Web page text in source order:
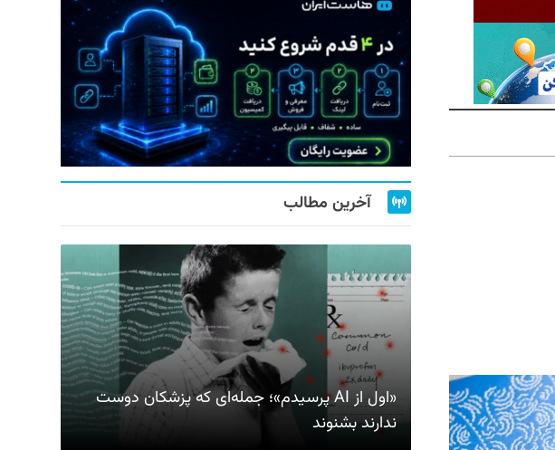
آخرین مطالب
«اول از AI پرسیدم»؛ جمله‌ای که پزشکان دوست
ندارند بشنوند